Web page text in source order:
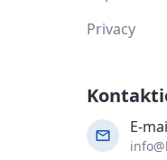
Privacy
E-